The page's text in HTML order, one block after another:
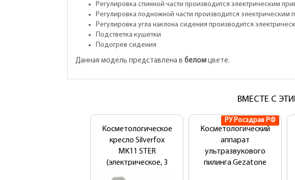
Регулировка спинной части производится электрическим
Регулировка подножной части производится электрическим
Регулировка угла наклона сидения производится
Подстветка кушетки
Подогрев сидения
Данная модель представлена в белом цвете.
ВМЕСТЕ С
Косметологическое
кресло Silverfox
MK11 STER
(электрическое, 3
РУ Росздрав РФ
Косметологический
аппарат
ультразвукового
пилинга Gezatone